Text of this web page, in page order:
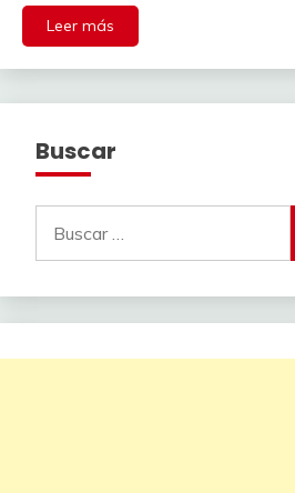
Leer más
Buscar